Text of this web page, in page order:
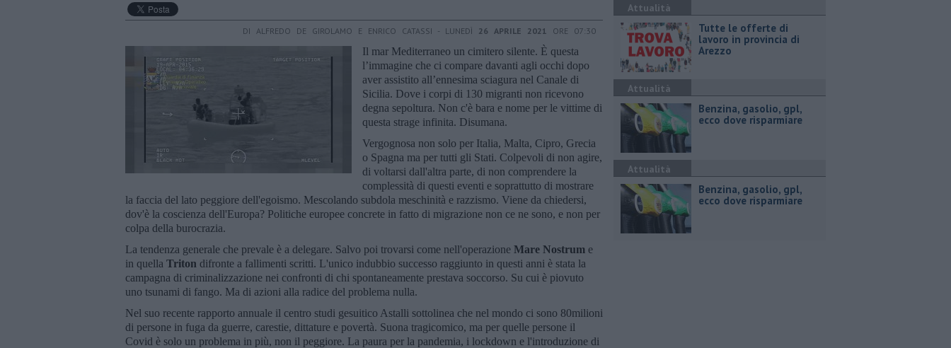
DI ALFREDO DE GIROLAMO E ENRICO CATASSI - LUNEDÌ 26 APRILE 2021 ORE 07:30
Il mar Mediterraneo un cimitero silente. È questa
l’immagine che ci compare davanti agli occhi dopo
aver assistito all’ennesima sciagura nel Canale di
Sicilia. Dove i corpi di 130 migranti non ricevono
degna sepoltura. Non c'è bara e nome per le vittime di
questa strage infinita. Disumana.
Vergognosa non solo per Italia, Malta, Cipro, Grecia
o Spagna ma per tutti gli Stati. Colpevoli di non agire,
di voltarsi dall'altra parte, di non comprendere la
complessità di questi eventi e soprattutto di mostrare
la faccia del lato peggiore dell'egoismo. Mescolando subdola meschinità e razzismo. Viene da chiedersi,
dov'è la coscienza dell'Europa? Politiche europee concrete in fatto di migrazione non ce ne sono, e non per
colpa della burocrazia.
La tendenza generale che prevale è a delegare. Salvo poi trovarsi come nell'operazione Mare Nostrum e
in quella Triton difronte a fallimenti scritti. L'unico indubbio successo raggiunto in questi anni è stata la
campagna di criminalizzazione nei confronti di chi spontaneamente prestava soccorso. Su cui è piovuto
uno tsunami di fango. Ma di azioni alla radice del problema nulla.
Nel suo recente rapporto annuale il centro studi gesuitico Astalli sottolinea che nel mondo ci sono 80milioni
di persone in fuga da guerre, carestie, dittature e povertà. Suona tragicomico, ma per quelle persone il
Covid è solo un problema in più, non il peggiore. La paura per la pandemia, i lockdown e l'introduzione di
Attualità
​Tutte le offerte di
lavoro in provincia di
Arezzo
Attualità
​Benzina, gasolio, gpl,
ecco dove risparmiare
Attualità
​Benzina, gasolio, gpl,
ecco dove risparmiare